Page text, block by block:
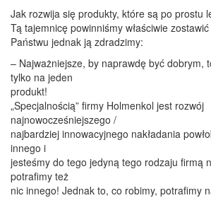
Jak rozwija się produkty, które są po prostu
Tą tajemnicę powinniśmy właściwie
Państwu jednak ją zdradzimy:
– Najważniejsze, by naprawdę być dobrym,
tylko na jeden
produkt!
„Specjalnością” firmy Holmenkol jest rozwój
najnowocześniejszego /
najbardziej innowacyjnego nakładania
innego i
jesteśmy do tego jedyną tego rodzaju firmą
potrafimy też
nic innego! Jednak to, co robimy, potrafimy